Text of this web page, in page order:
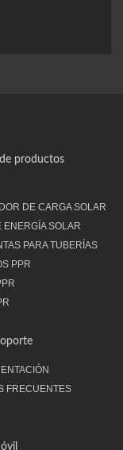
productos
DE CARGA SOLAR
ENERGÍA SOLAR
PARA TUBERÍAS
PPR
FRECUENTES